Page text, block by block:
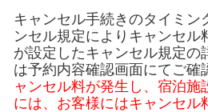
キャンセル手続きのタイミ
ンセル規定によりキャンセ
が設定したキャンセル規定
は予約内容確認画面にてご
ャンセル料が発生し、宿泊
には、お客様にはキャンセ